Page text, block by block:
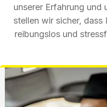
unserer Erfahrung und
stellen wir sicher, dass
reibungslos und